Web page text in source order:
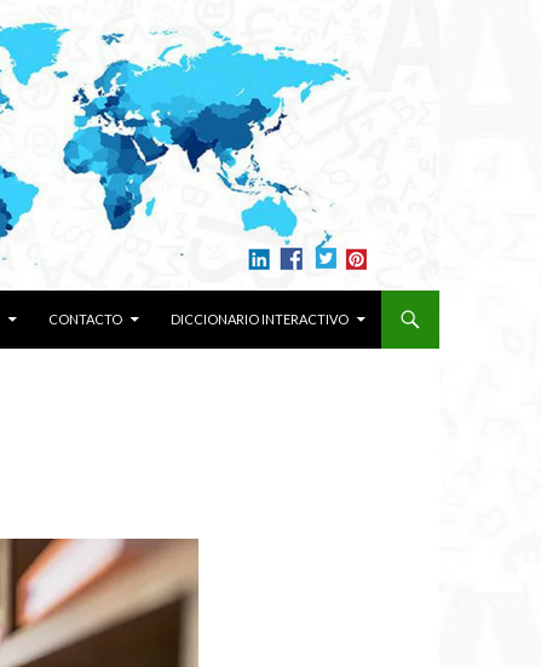
CONTACTO DICCIONARIO INTERACTIVO